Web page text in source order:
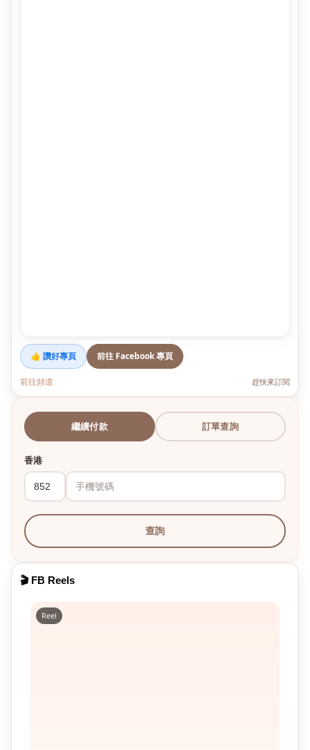
👍 讚好專頁 前往 Facebook 專頁
前往頻道 趕快來訂閱
繼續付款 訂單查詢
香港
查詢
🎬 FB Reels
Reel